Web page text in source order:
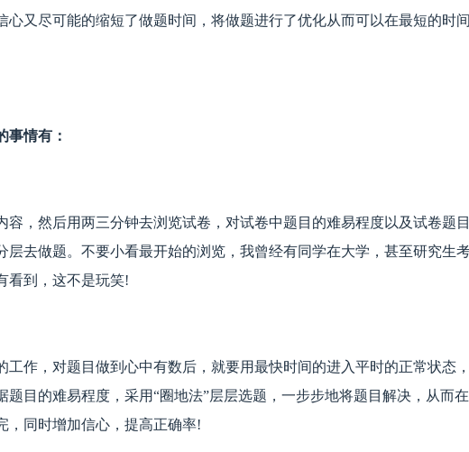
心又尽可能的缩短了做题时间，将做题进行了优化从而可以在最短的时
事情有：
容，然后用两三分钟去浏览试卷，对试卷中题目的难易程度以及试卷题
层去做题。不要小看最开始的浏览，我曾经有同学在大学，甚至研究生
看到，这不是玩笑!
工作，对题目做到心中有数后，就要用最快时间的进入平时的正常状态
题目的难易程度，采用“圈地法”层层选题，一步步地将题目解决，从而
，同时增加信心，提高正确率!